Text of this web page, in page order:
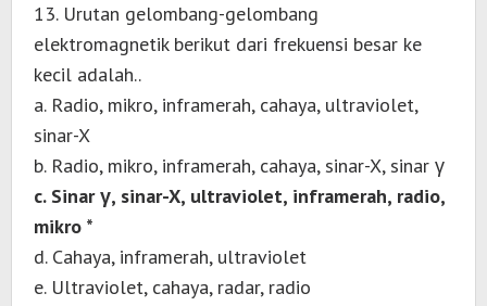
13. Urutan gelombang-gelombang
elektromagnetik berikut dari frekuensi besar ke
kecil adalah..
a. Radio, mikro, inframerah, cahaya, ultraviolet,
sinar-X
b. Radio, mikro, inframerah, cahaya, sinar-X, sinar γ
c. Sinar γ, sinar-X, ultraviolet, inframerah, radio,
mikro *
d. Cahaya, inframerah, ultraviolet
e. Ultraviolet, cahaya, radar, radio